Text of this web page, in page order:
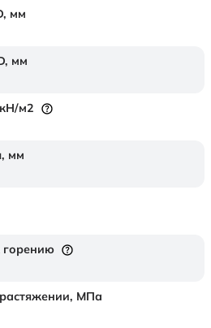
мм
мм
кН/м2
мм
горению
МПа